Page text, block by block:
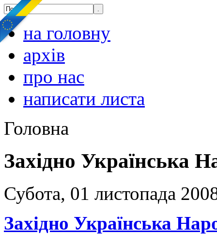
на головну
архів
про нас
написати листа
Головна
Західно Українська
Субота, 01 листопада
Західно Українська